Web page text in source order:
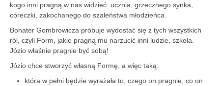
kogo inni pragną w nas widzieć: ucznia, grzecznego synka,
córeczki, zakochanego do szaleństwa młodzieńca.
Bohater Gombrowicza próbuje wydostać się z tych wszystkich
ról, czyli Form, jakie pragną mu narzucić inni ludzie, szkoła.
Józio właśnie pragnie być sobą!
Józio chce stworzyć własną Formę, a więc taką:
która w pełni będzie wyrażała to, czego on pragnie, co on